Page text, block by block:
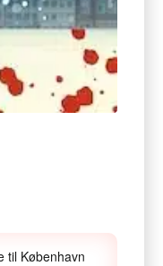
til København